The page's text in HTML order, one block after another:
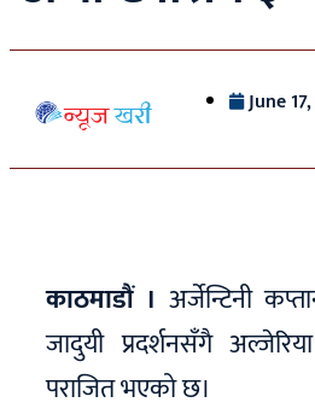
June
काठमाडौं । अर्जेन्टिनी
जादुयी प्रदर्शनसँगै
पराजित भएको छ।